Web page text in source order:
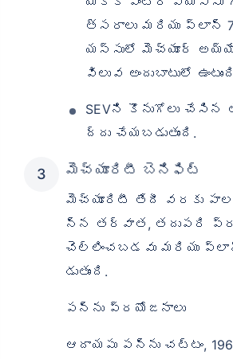
త్సరాలు మరియు ప్లాన్
యస్సులో మెచ్యూర్
విలువ అందుబాటులో
SEVని కొనుగోలు
ద్దు చేయబడుతుంది.
మెచ్యూరిటీ బెనిఫిట్
మెచ్యూరిటీ తేదీ వరకు
న్న తర్వాత, తదుపరి
చెల్లించబడవు మరియు
డుతుంది.
పన్ను ప్రయోజనాలు
ఆదాయపు పన్ను చట్టం,